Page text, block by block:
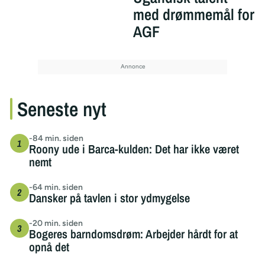
med drømmemål for
AGF
Seneste nyt
-84 min. siden
Roony ude i Barca-kulden: Det har ikke været
nemt
-64 min. siden
Dansker på tavlen i stor ydmygelse
-20 min. siden
Bogeres barndomsdrøm: Arbejder hårdt for at
opnå det